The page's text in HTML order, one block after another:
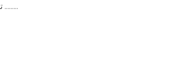
تدعو وريف الخيرية كافة موظفي مستشفى الملك فيصل التخصصي ومركز الأبحاث وعائلاتهم و الراغبين بشكل عام للإشتراك في مسابقة ………